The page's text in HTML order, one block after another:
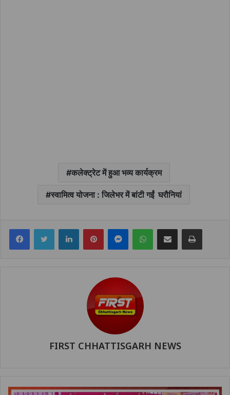
कलेक्ट्रेट में हुआ भव्य कार्यक्रम
स्वामित्व योजना : जिलेभर में बांटी गईं घरौनियां
FacebookTwitter LinkedInPinterestMessengerWhatsAppShare via Email Print
FIRST CHHATTISGARH NEWS